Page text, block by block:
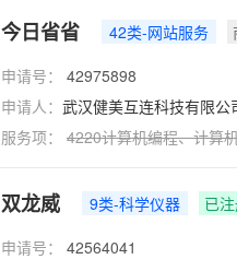
今日省省 42类-网站服务
申请号： 42975898
申请人： 武汉健美互连科技有限公
服务项： 4220计算机编程、计算
双龙威 9类-科学仪器
已
申请号： 42564041